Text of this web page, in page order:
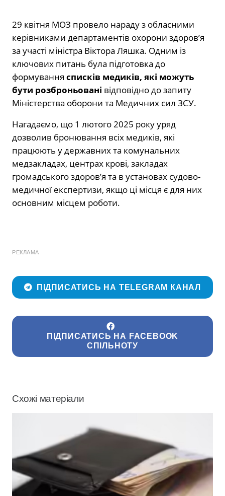
29 квітня МОЗ провело нараду з обласними
керівниками департаментів охорони здоров’я
за участі міністра Віктора Ляшка. Одним із
ключових питань була підготовка до
формування списків медиків, які можуть
бути розброньовані відповідно до запиту
Міністерства оборони та Медичних сил ЗСУ.
Нагадаємо, що 1 лютого 2025 року уряд
дозволив бронювання всіх медиків, які
працюють у державних та комунальних
медзакладах, центрах крові, закладах
громадського здоров’я та в установах судово-
медичної експертизи, якщо ці місця є для них
основним місцем роботи.
РЕКЛАМА
ПІДПИСАТИСЬ НА TELEGRAM КАНАЛ
ПІДПИСАТИСЬ НА FACEBOOK
СПІЛЬНОТУ
Схожі матеріали